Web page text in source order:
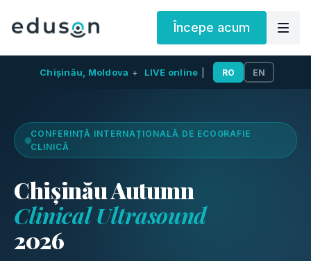
Începe acum
Chișinău, Moldova + LIVE online RO EN
CONFERINȚĂ INTERNAȚIONALĂ DE ECOGRAFIE
CLINICĂ
Chișinău Autumn
Clinical Ultrasound
2026